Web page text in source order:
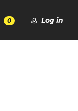
0 Log in